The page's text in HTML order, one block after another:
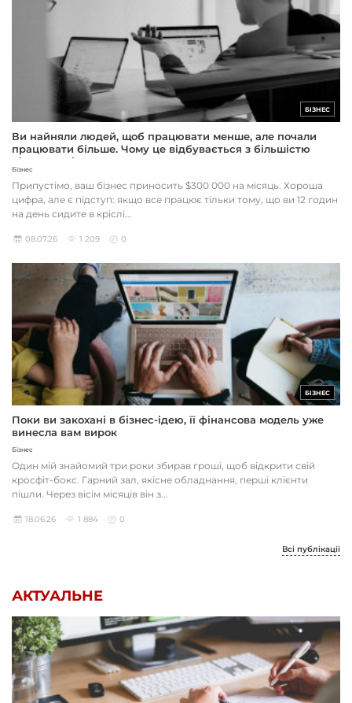
БІЗНЕС
Ви найняли людей, щоб працювати менше, але почали
працювати більше. Чому це відбувається з більшістю
підприємців
Бізнес
Припустімо, ваш бізнес приносить $300 000 на місяць. Хороша
цифра, але є підступ: якщо все працює тільки тому, що ви 12 годин
на день сидите в кріслі...
08.07.26 1 209 0
БІЗНЕС
Поки ви закохані в бізнес-ідею, її фінансова модель уже
винесла вам вирок
Бізнес
Один мій знайомий три роки збирав гроші, щоб відкрити свій
кросфіт-бокс. Гарний зал, якісне обладнання, перші клієнти
пішли. Через вісім місяців він з...
18.06.26 1 884 0
Всі публікації
АКТУАЛЬНЕ